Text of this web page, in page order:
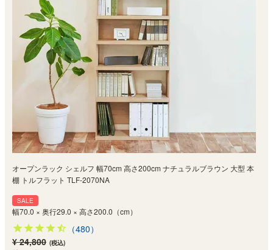
オープンラック シェルフ 幅70cm 高さ200cm ナチュラルブラウン 大型 本
棚 トルフラット TLF-2070NA
SALE
幅70.0 × 奥行29.0 × 高さ200.0（cm）
（480）
¥ 24,800 (税込)